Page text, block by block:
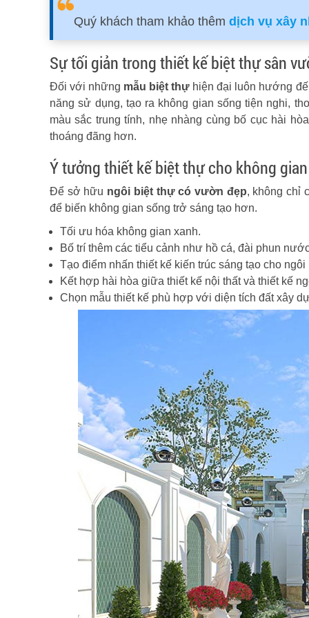
Quý khách tham khảo thêm dịch vụ xây
Sự tối giản trong thiết kế biệt thự sân
Đối với những mẫu biệt thự hiện đại luôn hướng
năng sử dụng, tạo ra không gian sống tiện nghi,
màu sắc trung tính, nhẹ nhàng cùng bố cục hài
thoáng đãng hơn.
Ý tưởng thiết kế biệt thự cho không
Để sở hữu ngôi biệt thự có vườn đẹp, không chỉ
để biến không gian sống trở sáng tạo hơn.
Tối ưu hóa không gian xanh.
Bố trí thêm các tiểu cảnh như hồ cá, đài phun
Tạo điểm nhấn thiết kế kiến trúc sáng tạo cho ngôi
Kết hợp hài hòa giữa thiết kế nội thất và thiết kế
Chọn mẫu thiết kế phù hợp với diện tích đất xây